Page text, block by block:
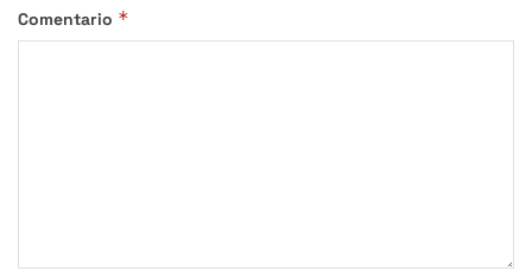
Comentario *